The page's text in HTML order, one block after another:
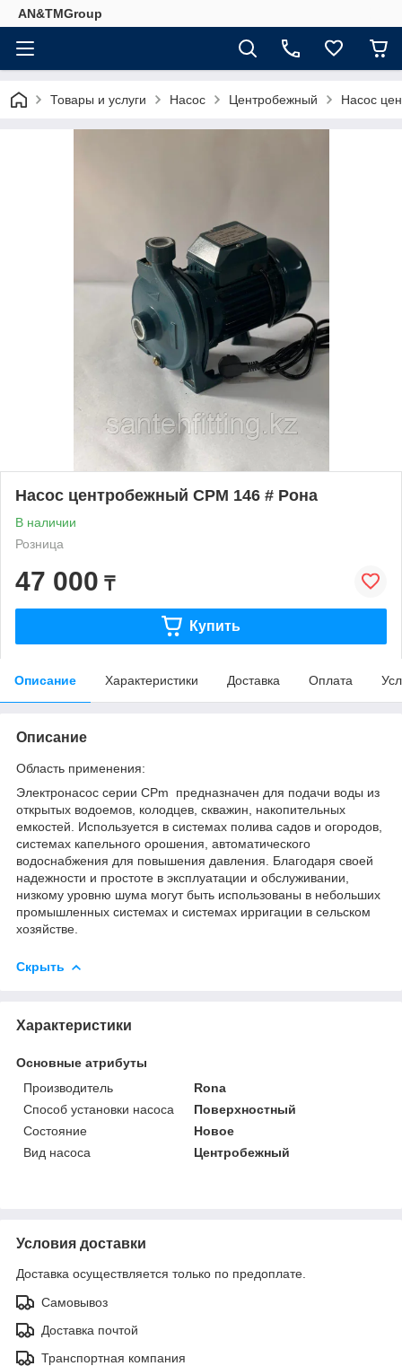
AN&TMGroup
Товары и услуги Насос Центробежный Насос
Насос центробежный CPM 146 # Рона
В наличии
Розница
47 000 ₸
Купить
Описание Характеристики Доставка Оплата
Описание
Область применения:
Электронасос серии CPm предназначен для подачи воды из
открытых водоемов, колодцев, скважин, накопительных
емкостей. Используется в системах полива садов и огородов,
системах капельного орошения, автоматического
водоснабжения для повышения давления. Благодаря своей
надежности и простоте в эксплуатации и обслуживании,
низкому уровню шума могут быть использованы в небольших
промышленных системах и системах ирригации в сельском
хозяйстве.
Скрыть
Характеристики
Основные атрибуты
Производитель
Rona
Способ установки насоса
Поверхностный
Состояние
Новое
Вид насоса
Центробежный
Условия доставки
Доставка осуществляется только по предоплате.
Самовывоз
Доставка почтой
Транспортная компания